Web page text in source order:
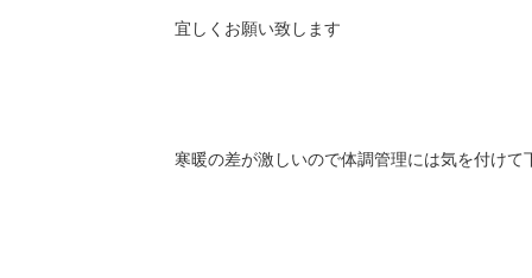
宜しくお願い致します
寒暖の差が激しいので体調管理には気を付けて